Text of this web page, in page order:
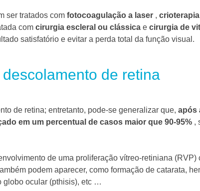
ser tratados com fotocoagulação a laser ,
com cirurgia escleral ou clássica e cirurgia de
satisfatório e evitar a perda total da função visual.
de retina
de retina; entretanto, pode-se generalizar que, após
em um percentual de casos maior que 90-95% ,
de uma proliferação vítreo-retiniana (RVP)
podem aparecer, como formação de catarata,
globo ocular (pthisis), etc …